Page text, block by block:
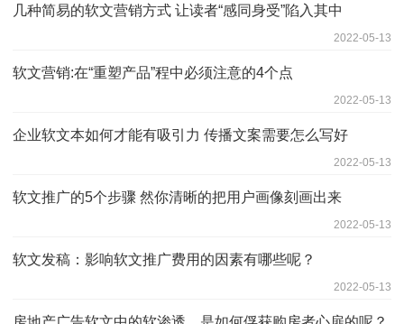
几种简易的软文营销方式 让读者“感同身受”陷入其中
2022-05-13
软文营销:在“重塑产品”程中必须注意的4个点
2022-05-13
企业软文本如何才能有吸引力 传播文案需要怎么写好
2022-05-13
软文推广的5个步骤 然你清晰的把用户画像刻画出来
2022-05-13
软文发稿：影响软文推广费用的因素有哪些呢？
2022-05-13